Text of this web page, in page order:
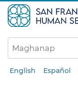
English Español